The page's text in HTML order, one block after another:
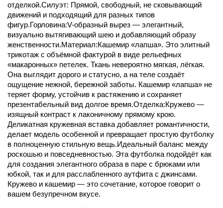
отделкой.Силуэт: Прямой, свободный, не сковывающий
движений и подходящий для разных типов
фигур.Горловина:V-образный вырез — элегантный,
визуально вытягивающий шею и добавляющий образу
женственности.Материал:Кашемир «лапша». Это элитный
трикотаж с объёмной фактурой в виде рельефных
«макаронных» петелек. Ткань невероятно мягкая, лёгкая.
Она выглядит дорого и статусно, а на теле создаёт
ощущение нежной, бережной заботы. Кашемир «лапша» не
теряет форму, устойчив к растяжению и сохраняет
презентабельный вид долгое время.Отделка:Кружево —
изящный контраст к лаконичному прямому крою.
Деликатная кружевная вставка добавляет романтичности,
делает модель особенной и превращает простую футболку
в полноценную стильную вещь.Идеальный баланс между
роскошью и повседневностью. Эта футболка подойдёт как
для создания элегантного образа в паре с брюками или
юбкой, так и для расслабленного аутфита с джинсами.
Кружево и кашемир — это сочетание, которое говорит о
вашем безупречном вкусе.